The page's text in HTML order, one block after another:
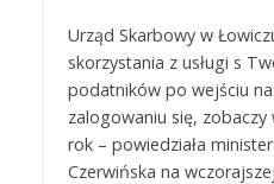
Urząd Skarbowy w
skorzystania z usługi s
podatników po wejściu
zalogowaniu się, zobaczy
rok – powiedziała
Czerwińska na